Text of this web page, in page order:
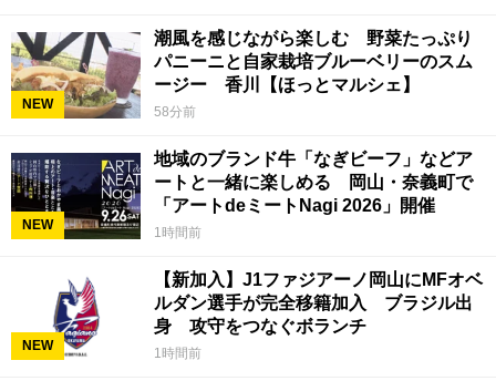
NEW
潮風を感じながら楽しむ 野菜たっぷり
パニーニと自家栽培ブルーベリーのスム
ージー 香川【ほっとマルシェ】
58分前
NEW
地域のブランド牛「なぎビーフ」などア
ートと一緒に楽しめる 岡山・奈義町で
「アートdeミートNagi 2026」開催
1時間前
NEW
【新加入】J1ファジアーノ岡山にMFオベ
ルダン選手が完全移籍加入 ブラジル出
身 攻守をつなぐボランチ
1時間前